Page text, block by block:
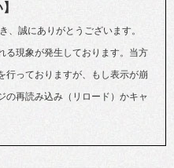
、誠にありがとうございます。
る現象が発生しております。当方
行っておりますが、もし表示が崩
の再読み込み（リロード）かキャ